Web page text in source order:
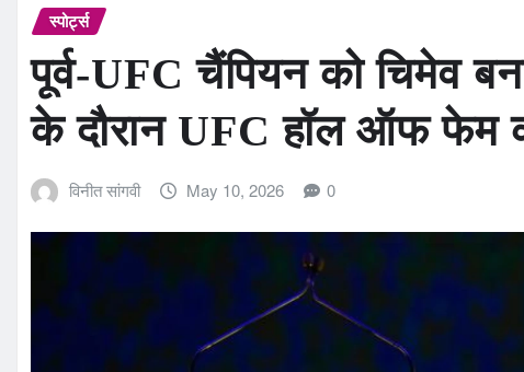
स्पोर्ट्स
पूर्व-UFC चैंपियन को चिमेव
के दौरान UFC हॉल ऑफ फेम
विनीत सांगवी May 10, 2026 0